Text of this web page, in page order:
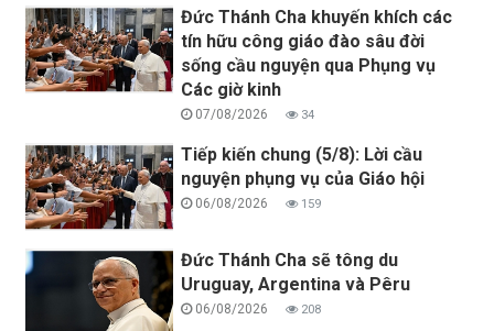
Đức Thánh Cha khuyến khích các
tín hữu công giáo đào sâu đời
sống cầu nguyện qua Phụng vụ
Các giờ kinh
07/08/2026 34
Tiếp kiến chung (5/8): Lời cầu
nguyện phụng vụ của Giáo hội
06/08/2026 159
Đức Thánh Cha sẽ tông du
Uruguay, Argentina và Pêru
06/08/2026 208